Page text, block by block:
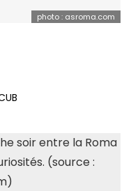
photo : asroma.com
soir entre la Roma
(source :